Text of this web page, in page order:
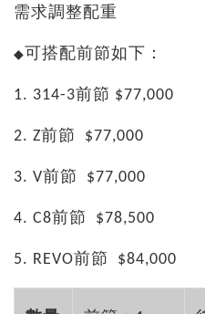
需求調整配重
◆ 可搭配前節如下：
1. 314-3前節 $77,000
2. Z前節 $77,000
3. V前節 $77,000
4. C8前節 $78,500
5. REVO前節 $84,000